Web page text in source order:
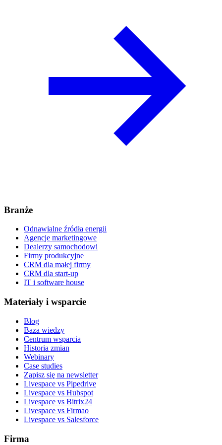
Branże
Odnawialne źródła energii
Agencje marketingowe
Dealerzy samochodowi
Firmy produkcyjne
CRM dla małej firmy
CRM dla start-up
IT i software house
Materiały i wsparcie
Blog
Baza wiedzy
Centrum wsparcia
Historia zmian
Webinary
Case studies
Zapisz się na newsletter
Livespace vs Pipedrive
Livespace vs Hubspot
Livespace vs Bitrix24
Livespace vs Firmao
Livespace vs Salesforce
Firma